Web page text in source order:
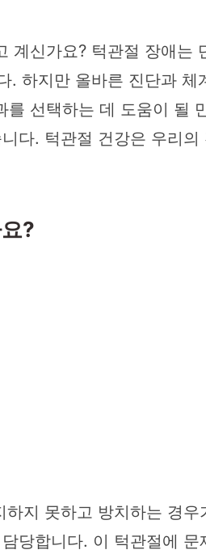
신가요? 턱관절 장애
하지만 올바른 진단과
선택하는 데 도움이 될
다. 턱관절 건강은 우리
?
지 못하고 방치하는 경
당합니다. 이 턱관절에